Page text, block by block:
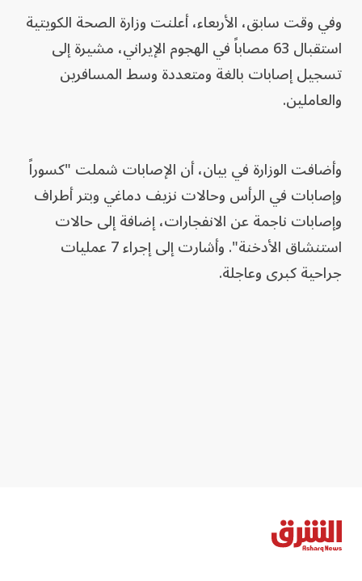
وفي وقت سابق، الأربعاء، أعلنت وزارة الصحة الكويتية
استقبال 63 مصاباً في الهجوم الإيراني، مشيرة إلى
تسجيل إصابات بالغة ومتعددة وسط المسافرين
والعاملين.
وأضافت الوزارة في بيان، أن الإصابات شملت "كسوراً
وإصابات في الرأس وحالات نزيف دماغي وبتر أطراف
وإصابات ناجمة عن الانفجارات، إضافة إلى حالات
استنشاق الأدخنة". وأشارت إلى إجراء 7 عمليات
جراحية كبرى وعاجلة.